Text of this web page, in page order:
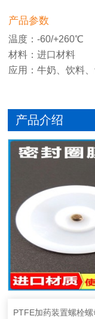
产品参数
温度：-60/+260℃
材料：进口材料
应用：牛奶、饮料
产品介绍
PTFE加药装置螺栓